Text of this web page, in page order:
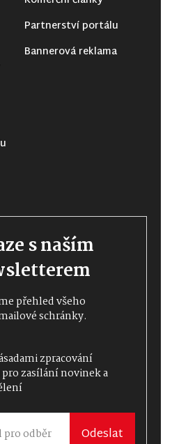
Partnerství portálu
Bannerová reklama
s naším
přehled všeho
schránky.
zpracování
pro zasílání novinek a
Odeslat